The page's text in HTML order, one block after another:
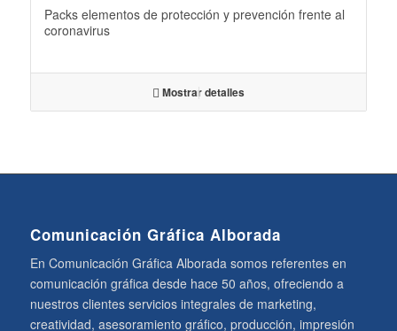
Packs elementos de protección y prevención frente al
coronavirus
Mostrar detalles
Comunicación Gráfica Alborada
En Comunicación Gráfica Alborada somos referentes en
comunicación gráfica desde hace 50 años, ofreciendo a
nuestros clientes servicios integrales de marketing,
creatividad, asesoramiento gráfico, producción, impresión